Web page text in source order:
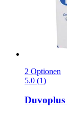
2 Optionen
5.0 (1)
Duvoplus